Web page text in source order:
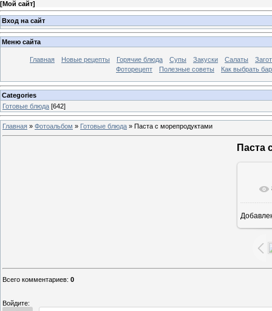
[Мой сайт]
Вход на сайт
Меню сайта
Главная Новые рецепты Горячие блюда Супы Закуски Салаты
Фоторецепт
Полезные советы Как выбрать
Categories
Готовые блюда [642]
Главная » Фотоальбом » Готовые блюда » Паста с морепродуктами
Паста
Всего комментариев: 0
Войдите: